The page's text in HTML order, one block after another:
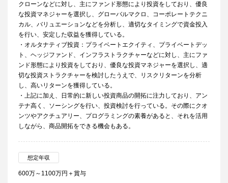
クローンなどに対し、主にファンド形態により投資をしており、優良
な投資マネジャーを選択し、グローバルマクロ、コーポレートテクニ
カル、バリュエーションなどを分析し、適切なタイミングで資金投入
を行い、安定した収益を獲得している。
・オルタナティブ投資：プライベートエクイティ、プライベートデッ
ト、ヘッジファンド、インフラストラクチャーなどに対し、主にファ
ンド形態により投資をしており、優良な投資マネジャーを選択し、適
切な投資ストラクチャーを検討したうえで、リスクリターンを分析
し、高いリターンを獲得している。
・上記に加え、日常的に新しい投資商品の開拓に注力しており、アン
テナ高く、ソーシングを行い、投資検討を行っている。その際にクオ
ンツやアクチュアリー、プログラミングの素養があると、それを活用
しながら、商品開拓をできる機会もある。
想定年収
600万～1100万円＋賞与